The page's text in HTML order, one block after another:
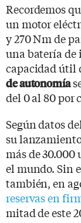
Recordemos
un motor
y 270 Nm de
una batería de
capacidad útil
de autonomía
del 0 al 80 por
Según datos
su
más de 30.000
el mundo. Sin
también, en
reservas en
mitad de este